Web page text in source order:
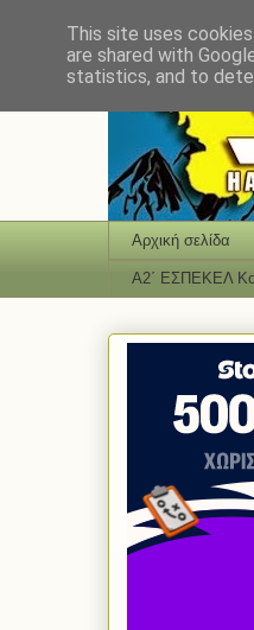
Αρχική σελίδα
Α2΄ ΕΣΠΕΚΕΛ
This site uses
are shared with
statistics, and to